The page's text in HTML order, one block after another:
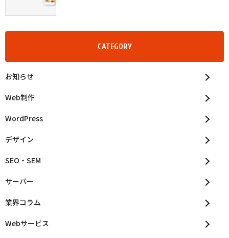
CATEGORY
お知らせ
Web制作
WordPress
デザイン
SEO・SEM
サーバー
業界コラム
Webサービス